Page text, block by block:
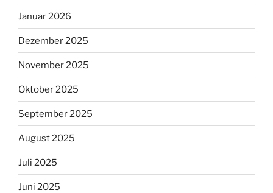
Januar 2026
Dezember 2025
November 2025
Oktober 2025
September 2025
August 2025
Juli 2025
Juni 2025